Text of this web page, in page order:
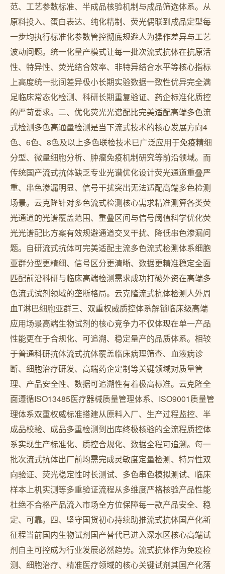
范、工艺参数标准、半成品核验机制与成品筛选体系。从
原料投入、蛋白表达、纯化精制、荧光偶联到成品定型每
一步均执行标准化参数管控彻底规避人为操作差异与工艺
波动问题。统一化量产模式让每一批次流式抗体在抗原活
性、特异性、荧光结合效率、非特异结合水平等核心指标
上高度统一批间差异极小长期实验数据一致性优异完全满
足临床常态化检测、科研长期重复验证、药企标准化质控
的严苛要求。二、优化荧光光谱配比完美适配高端多色流
式检测多色高通量检测是当下流式技术的核心发展方向4
色、6色、8色及以上多色联检技术已广泛应用于免疫精细
分型、微量细胞分析、肿瘤免疫机制研究等前沿领域。而
传统国产流式抗体缺乏专业光谱优化设计荧光通道重叠严
重、串色渗漏明显、信号干扰突出无法适配高端多色检测
场景。云克隆针对多色流式检测核心需求精准测算各类荧
光通道的光谱覆盖范围、重叠区间与信号阈值科学优化荧
光光谱配比方案有效规避通道交叉干扰、降低串色渗漏问
题。自研流式抗体可完美适配主流多色流式检测体系细胞
亚群分型更精细、信号区分更清晰、数据更精准稳定全面
匹配前沿科研与临床高端检测需求成功打破外资在高端多
色流式试剂领域的垄断格局。云克隆流式抗体检测人外周
血T淋巴细胞亚群三、双重权威质控体系解锁临床级高端
应用场景高端生物试剂的核心竞争力不仅体现在单一产品
性能更在于合规化、可追溯、稳定量产的品质体系。相较
于普通科研抗体流式抗体覆盖临床病理筛查、血液病诊
断、细胞治疗研发、高端药企定制等关键领域对质量管
理、产品安全性、数据可追溯性有着极高标准。云克隆全
面遵循ISO13485医疗器械质量管理体系、ISO9001质量管
理体系双重权威标准搭建从原料入厂、生产过程监控、半
成品校验、成品多重检测到出库终极核验的全流程质控体
系实现生产标准化、质控合规化、数据全程可追溯。每一
批次流式抗体出厂前均需完成灵敏度定量检测、特异性双
向验证、荧光稳定性时长测试、多色串色模拟测试、临床
样本上机实测等多重验证流程从多维度严格核验产品性能
杜绝不合格产品流入市场全方位保障每一款产品安全、稳
定、可靠。四、坚守国货初心持续助推流式抗体国产化新
征程当前国内生物试剂国产替代已进入深水区核心高端试
剂自主可控成为行业发展必然趋势。流式抗体作为免疫检
测、细胞治疗、精准医疗领域的核心关键试剂其国产化落